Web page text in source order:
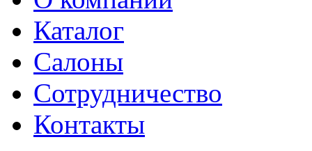
Каталог
Салоны
Сотрудничество
Контакты